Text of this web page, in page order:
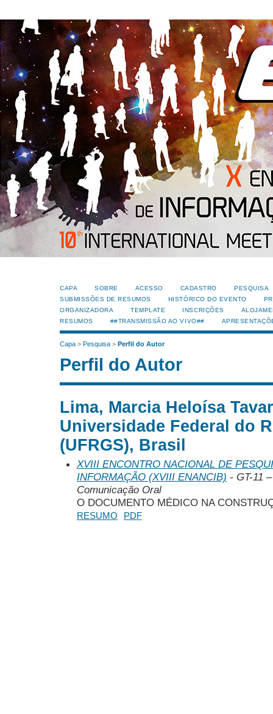
CAPA SOBRE ACESSO CADASTRO
PESQUISA
SUBMISSÕES DE RESUMOS
HISTÓRICO DO EVENTO
ORGANIZADORA
TEMPLATE INSCRIÇÕES
RESUMOS
##TRANSMISSÃO AO VIVO##
Capa > Pesquisa > Perfil do Autor
Perfil do Autor
Lima, Marcia Heloísa
Universidade Federal do
(UFRGS), Brasil
XVIII ENCONTRO NACIONAL DE
INFORMAÇÃO (XVIII ENANCIB) - GT-11
Comunicação Oral
O DOCUMENTO MÉDICO NA
RESUMO PDF